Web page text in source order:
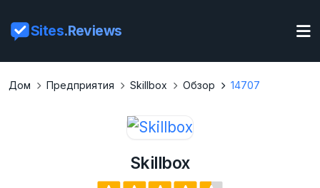
Sites.Reviews
Дом Предприятия Skillbox Обзор 14707
Skillbox